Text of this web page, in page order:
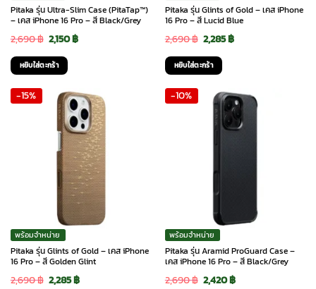
Pitaka รุ่น Ultra-Slim Case (PitaTap™)
– เคส iPhone 16 Pro – สี Black/Grey
2,690฿ Original
price
was:
2,690 ฿.
2,150฿Current
2,150 ฿.
หยิบใส่ตะกร้า
Pitaka รุ่น Glints of Gold – เคส iPhone
16 Pro – สี Lucid Blue
2,690฿ Original
price
was:
2,690 ฿.
2,285฿Current
2,285 ฿.
หยิบใส่ตะกร้า
-15%
พร้อมจำหน่าย
Pitaka รุ่น Glints of Gold – เคส iPhone
16 Pro – สี Golden Glint
2,690฿ Original
2,285฿Current
-10%
พร้อมจำหน่าย
Pitaka รุ่น Aramid ProGuard Case –
เคส iPhone 16 Pro – สี Black/Grey
2,690฿ Original
2,420฿Current